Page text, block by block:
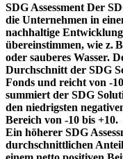
SDG Assessment Der
die Unternehmen in
nachhaltige
übereinstimmen, wie z.
oder sauberes Wasser.
Durchschnitt der SDG
Fonds und reicht von -
summiert der SDG
den niedrigsten
Bereich von -10 bis +10.
Ein höherer SDG
durchschnittlichen